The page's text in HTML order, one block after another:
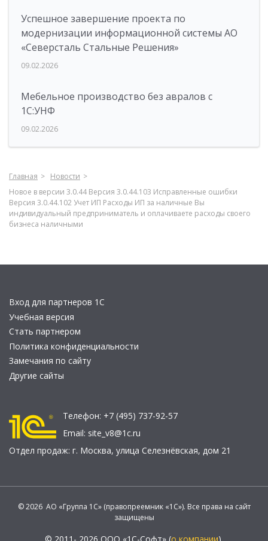
Успешное завершение проекта по
модернизации информационной системы АО
«Северсталь Стальные Решения»
09.02.2026
Мебельное производство без авралов с
1С:УНФ
09.02.2026
Главная
Новости
Новое в версии 3.0.44 Версия 3.0.44.103 Исправленные ошибки
Версия 3.0.44.102 Учет ИП Расходы ИП за наличные Вы
индивидуальный предприниматель и оплачиваете расходы своего
бизнеса наличными
Вход для партнеров 1С
Учебная версия
Стать партнером
Политика конфиденциальности
Замечания по сайту
Другие сайты
Телефон: +7 (495) 737-92-57
Email: site_v8@1c.ru
Отдел продаж: г. Москва, улица Селезнёвская, дом 21
© 2026 АО «Группа 1С» (правопреемник «1С»). Все права на сайт
защищены